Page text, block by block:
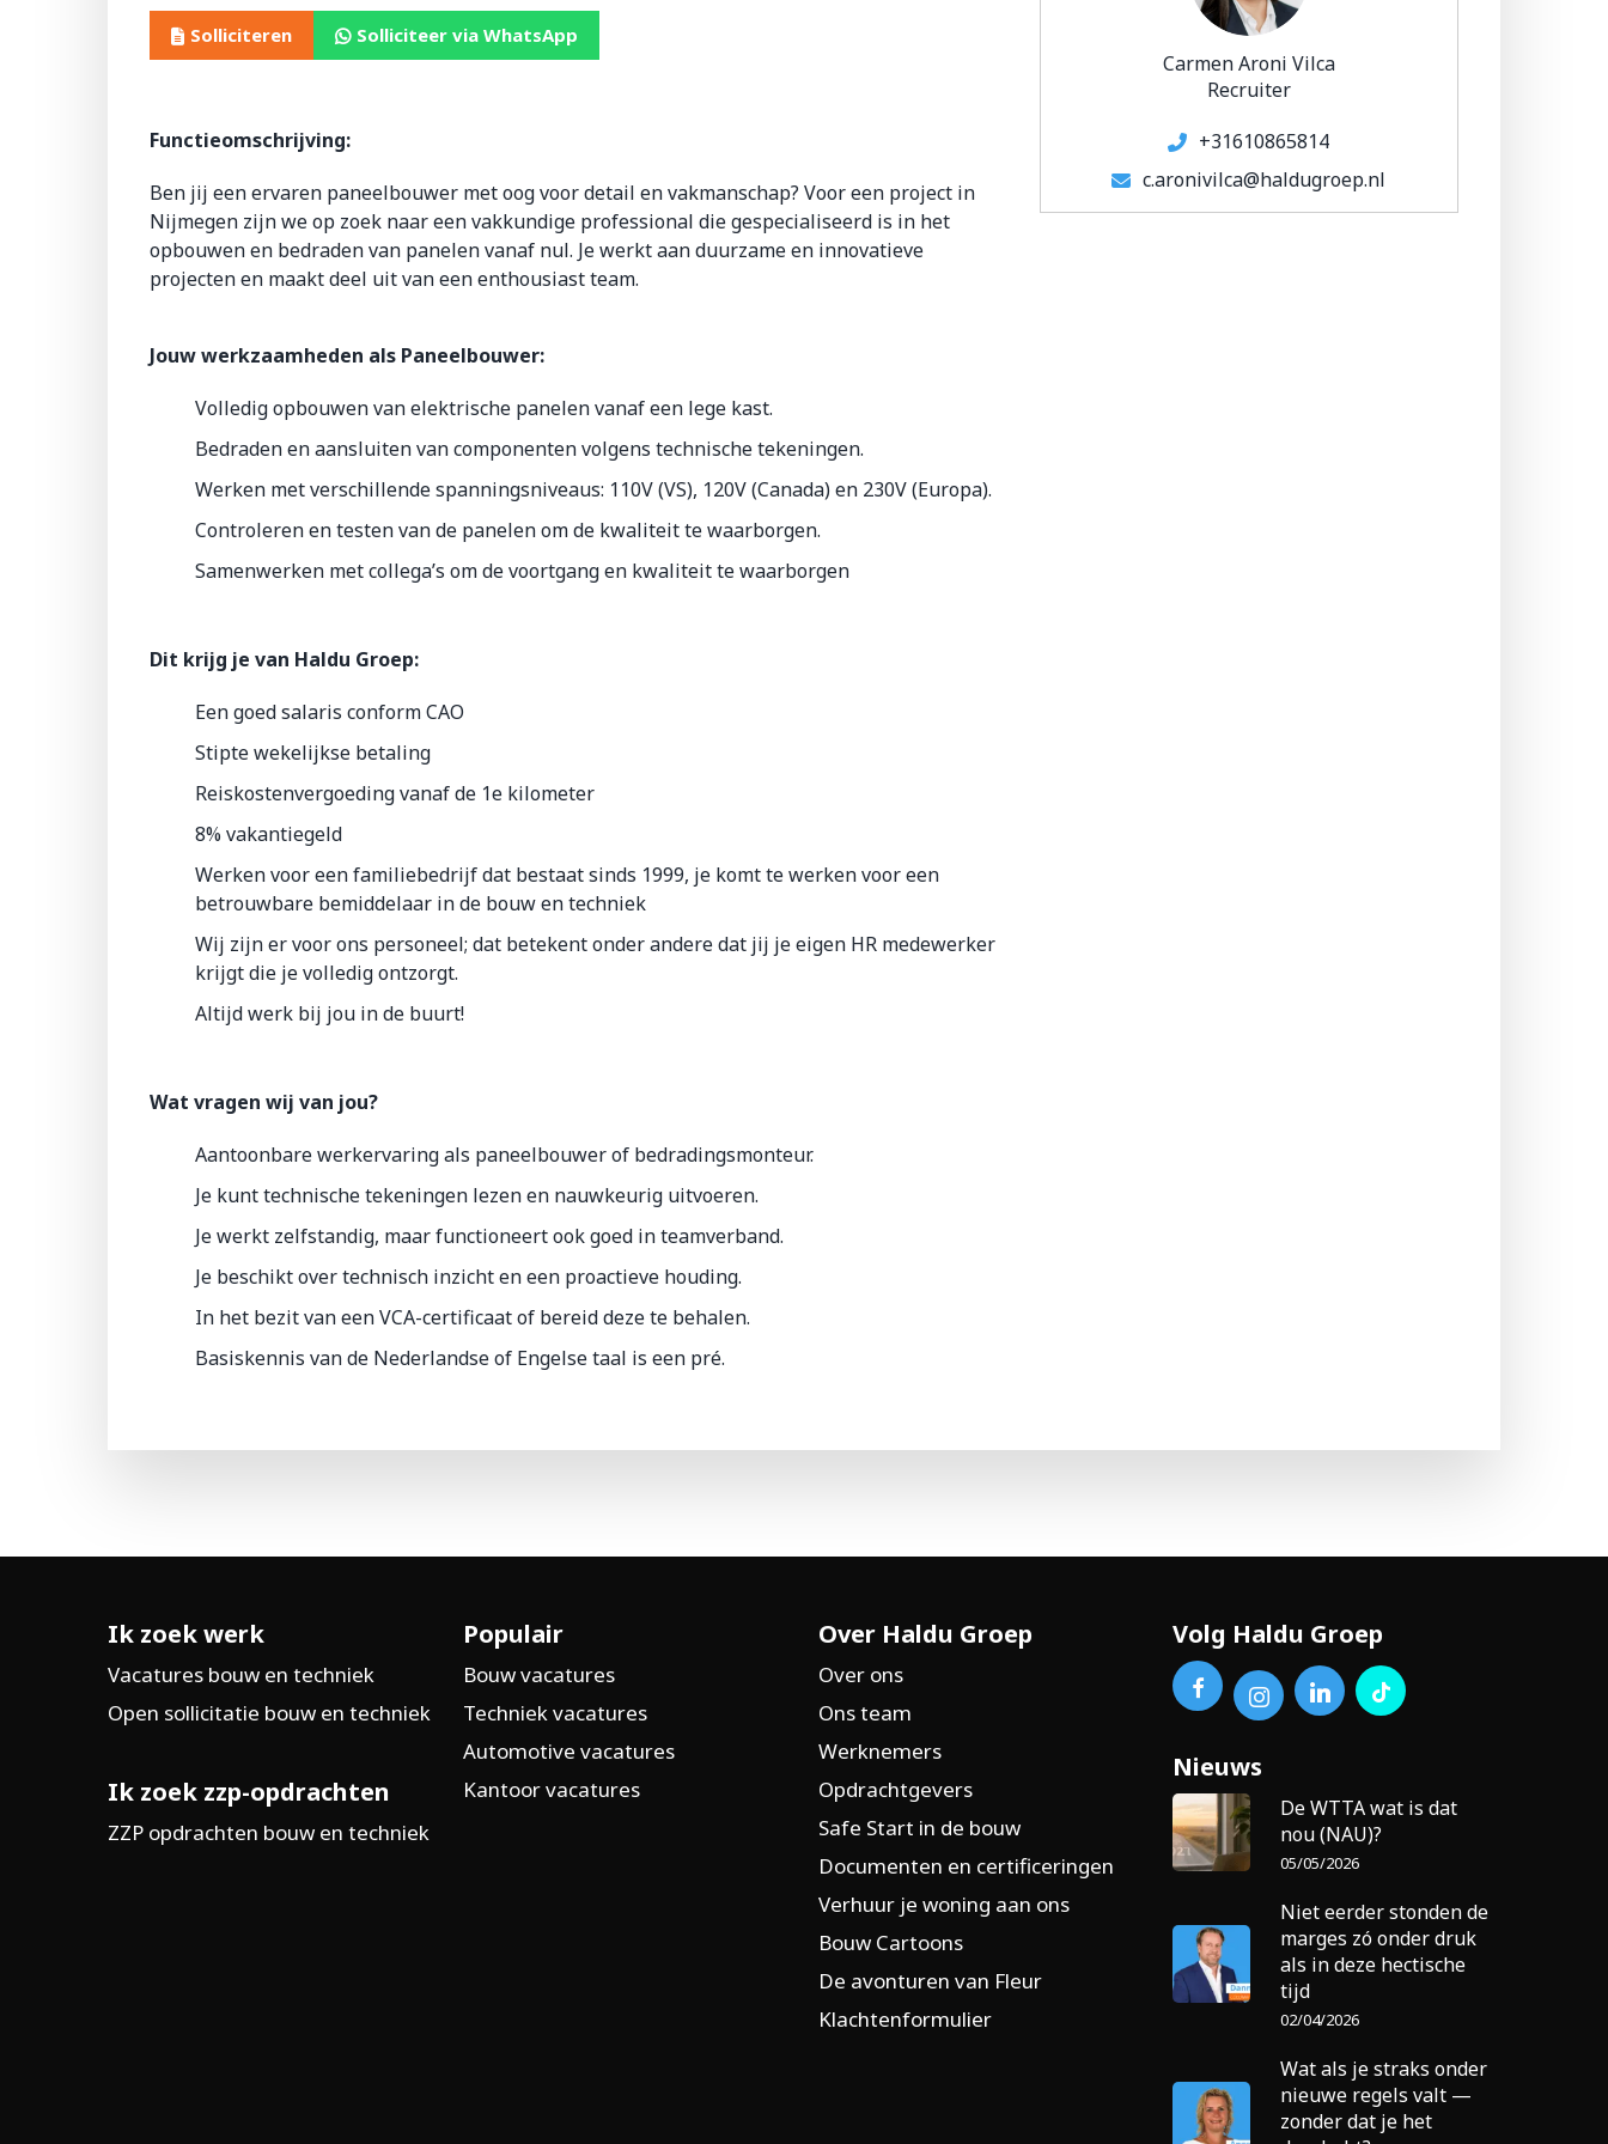
Solliciteren Solliciteer via WhatsApp
Functieomschrijving:
Ben jij een ervaren paneelbouwer met oog voor detail en vakmanschap? Voor een project in
Nijmegen zijn we op zoek naar een vakkundige professional die gespecialiseerd is in het
opbouwen en bedraden van panelen vanaf nul. Je werkt aan duurzame en innovatieve
projecten en maakt deel uit van een enthousiast team.
Jouw werkzaamheden als Paneelbouwer:
Volledig opbouwen van elektrische panelen vanaf een lege kast.
Bedraden en aansluiten van componenten volgens technische tekeningen.
Werken met verschillende spanningsniveaus: 110V (VS), 120V (Canada) en 230V (Europa).
Controleren en testen van de panelen om de kwaliteit te waarborgen.
Samenwerken met collega’s om de voortgang en kwaliteit te waarborgen
Dit krijg je van Haldu Groep:
Een goed salaris conform CAO
Stipte wekelijkse betaling
Reiskostenvergoeding vanaf de 1e kilometer
8% vakantiegeld
Werken voor een familiebedrijf dat bestaat sinds 1999, je komt te werken voor een
betrouwbare bemiddelaar in de bouw en techniek
Wij zijn er voor ons personeel; dat betekent onder andere dat jij je eigen HR medewerker
krijgt die je volledig ontzorgt.
Altijd werk bij jou in de buurt!
Wat vragen wij van jou?
Aantoonbare werkervaring als paneelbouwer of bedradingsmonteur.
Je kunt technische tekeningen lezen en nauwkeurig uitvoeren.
Je werkt zelfstandig, maar functioneert ook goed in teamverband.
Je beschikt over technisch inzicht en een proactieve houding.
In het bezit van een VCA-certificaat of bereid deze te behalen.
Basiskennis van de Nederlandse of Engelse taal is een pré.
Carmen Aroni Vilca
Recruiter
+31610865814
c.aronivilca@haldugroep.nl
Ik zoek werk
Vacatures bouw en techniek
Open sollicitatie bouw en techniek
Ik zoek zzp-opdrachten
ZZP opdrachten bouw en techniek
Populair
Bouw vacatures
Techniek vacatures
Automotive vacatures
Kantoor vacatures
Over Haldu Groep
Over ons
Ons team
Werknemers
Opdrachtgevers
Safe Start in de bouw
Documenten en certificeringen
Verhuur je woning aan ons
Bouw Cartoons
De avonturen van Fleur
Klachtenformulier
Volg Haldu Groep
Nieuws
De WTTA wat is dat
nou (NAU)?
05/05/2026
Niet eerder stonden de
marges zó onder druk
als in deze hectische
tijd
02/04/2026
Wat als je straks onder
nieuwe regels valt —
zonder dat je het